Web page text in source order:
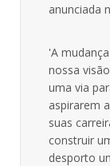
anunciada
'A
nossa
uma via
aspirarem
suas
construir
desporto